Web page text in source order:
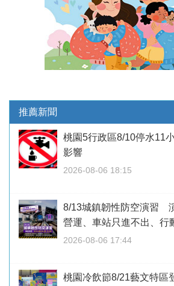
推薦新聞
桃園5行政區8/10停水11
影響
2026-08-06 18:15
8/13城鎮韌性防空演習
營運、車站只進不出、行
2026-08-06 17:44
桃園冷飲節8/21藝文特區